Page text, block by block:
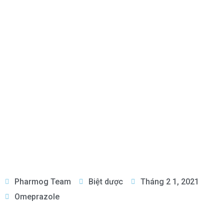
Pharmog Team Biệt dược
Tháng 2 1, 2021
Omeprazole